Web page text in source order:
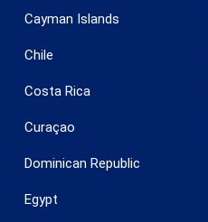
Cayman Islands
Chile
Costa Rica
Curaçao
Dominican Republic
Egypt